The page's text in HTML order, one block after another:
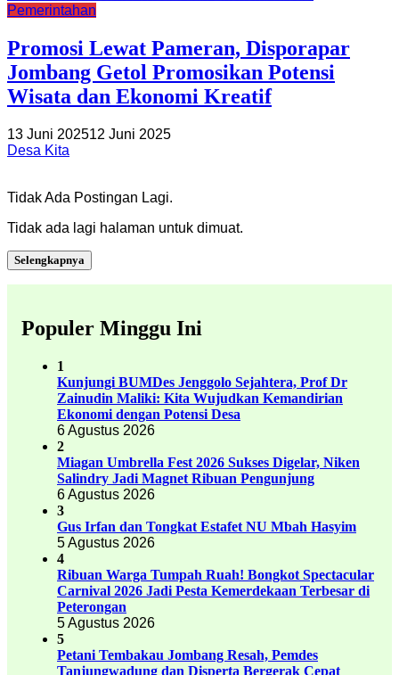
Pemerintahan
Promosi Lewat Pameran, Disporapar
Jombang Getol Promosikan Potensi
Wisata dan Ekonomi Kreatif
13 Juni 202512 Juni 2025
Desa Kita
Tidak Ada Postingan Lagi.
Tidak ada lagi halaman untuk dimuat.
Selengkapnya
Populer Minggu Ini
1
Kunjungi BUMDes Jenggolo Sejahtera, Prof Dr
Zainudin Maliki: Kita Wujudkan Kemandirian
Ekonomi dengan Potensi Desa
6 Agustus 2026
2
Miagan Umbrella Fest 2026 Sukses Digelar, Niken
Salindry Jadi Magnet Ribuan Pengunjung
6 Agustus 2026
3
Gus Irfan dan Tongkat Estafet NU Mbah Hasyim
5 Agustus 2026
4
Ribuan Warga Tumpah Ruah! Bongkot Spectacular
Carnival 2026 Jadi Pesta Kemerdekaan Terbesar di
Peterongan
5 Agustus 2026
5
Petani Tembakau Jombang Resah, Pemdes
Tanjungwadung dan Disperta Bergerak Cepat